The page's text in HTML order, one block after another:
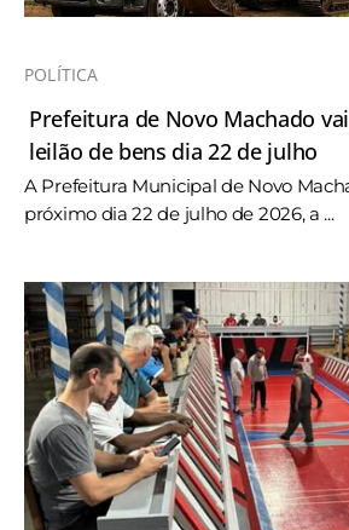
POLÍTICA
Prefeitura de Novo Machado
leilão de bens dia 22 de julho
A Prefeitura Municipal de Novo
próximo dia 22 de julho de 2026, a ...